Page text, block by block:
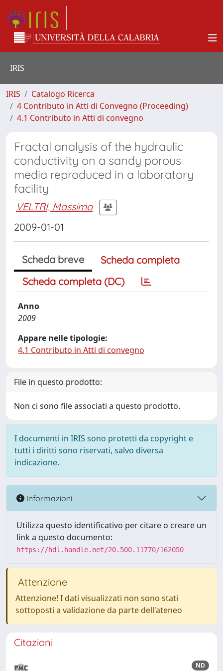
IRIS
IRIS
Catalogo Ricerca
4 Contributo in Atti di Convegno (Proceeding)
4.1 Contributo in Atti di convegno
Fractal analysis of the hydraulic
conductivity on a sandy porous
media reproduced in a laboratory
facility
VELTRI, Massimo
2009-01-01
Scheda breve
Scheda completa
Scheda completa (DC)
Anno
2009
Appare nelle tipologie:
4.1 Contributo in Atti di convegno
File in questo prodotto:
Non ci sono file associati a questo prodotto.
I documenti in IRIS sono protetti da copyright e
tutti i diritti sono riservati, salvo diversa
indicazione.
Informazioni
Utilizza questo identificativo per citare o creare un
link a questo documento:
https://hdl.handle.net/20.500.11770/162050
Attenzione
Attenzione! I dati visualizzati non sono stati
sottoposti a validazione da parte dell'ateneo
Citazioni
ND